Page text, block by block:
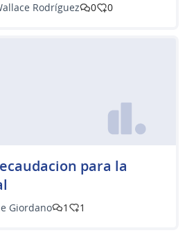
Rodríguez 0 0
para la
Giordano 1 1